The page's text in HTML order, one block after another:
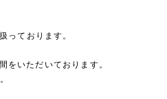
ております。
をいただいております。